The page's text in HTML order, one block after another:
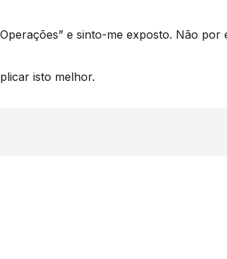
e sinto-me exposto. Não
isto melhor.